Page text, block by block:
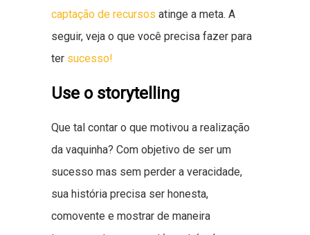
captação de recursos atinge a meta. A
seguir, veja o que você precisa fazer para
ter sucesso!
Use o storytelling
Que tal contar o que motivou a realização
da vaquinha? Com objetivo de ser um
sucesso mas sem perder a veracidade,
sua história precisa ser honesta,
comovente e mostrar de maneira